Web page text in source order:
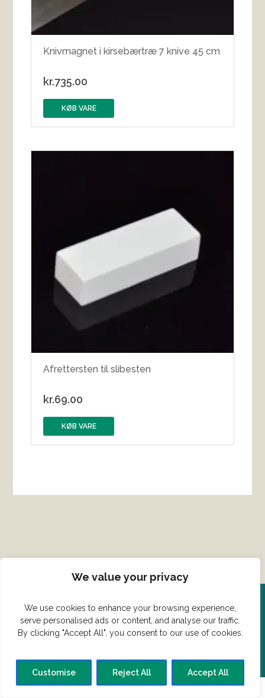
We value your privacy
We use cookies to enhance your browsing experience,
serve personalised ads or content, and analyse our traffic.
By clicking "Accept All", you consent to our use of cookies.
Customise Reject All Accept All
Knivmagnet i kirsebærtræ 7 knive 45 cm
kr.735.00
KØB VARE
Afrettersten til slibesten
kr.69.00
KØB VARE
Del din ret her!